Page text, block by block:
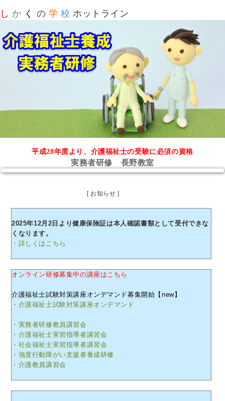
し か く の 学 校 ホットライン
平成28年度より、介護福祉士の受験に必須の資格
実務者研修 長野教室
[ お知らせ ]
2025年12月2日より健康保険証は本人確認書類として受付できな
くなります。
・詳しくはこちら
オンライン研修募集中の講座はこちら
介護福祉士試験対策講座オンデマンド募集開始【new】
・介護福祉士試験対策講座オンデマンド
・実務者研修教員講習会
・介護福祉士実習指導者講習会
・社会福祉士実習指導者講習会
・強度行動障がい支援者養成研修
・介護教員講習会